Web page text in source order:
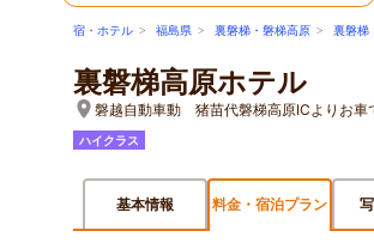
宿・ホテル > 福島県 > 裏磐梯・磐梯高原 > 裏磐梯
裏磐梯高原ホテル
磐越自動車動 猪苗代磐梯高原ICよりお車
ハイクラス
基本情報 料金・宿泊プラン